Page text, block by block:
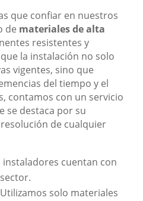
que confiar en nuestros
de materiales de alta
resistentes y
la instalación no solo
vigentes, sino que
del tiempo y el
contamos con un servicio
se destaca por su
de cualquier
instaladores cuentan con
solo materiales